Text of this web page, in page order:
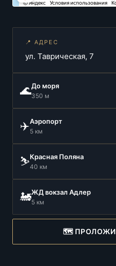
📍 АДРЕС
ул. Таврическая, 7
🌊До моря
350 м
✈️Аэропорт
5 км
⛷️Красная Поляна
40 км
🚂ЖД вокзал Адлер
5 км
🗺️